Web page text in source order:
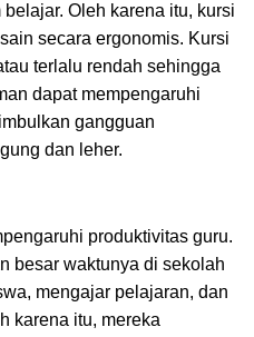
belajar. Oleh karena itu, kursi
secara ergonomis. Kursi
terlalu rendah sehingga
dapat mempengaruhi
gangguan
dan leher.
produktivitas guru.
besar waktunya di sekolah
mengajar pelajaran, dan
karena itu, mereka